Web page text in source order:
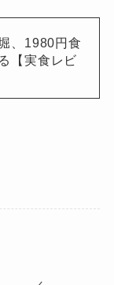
、1980円食
【実食レビ